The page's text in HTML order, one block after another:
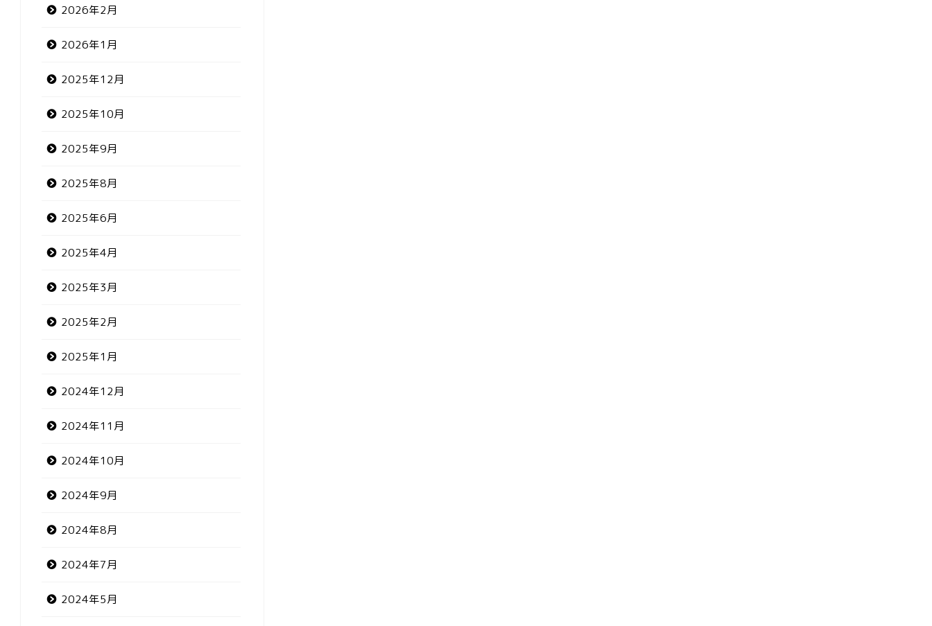
2026年2月
2026年1月
2025年12月
2025年10月
2025年9月
2025年8月
2025年6月
2025年4月
2025年3月
2025年2月
2025年1月
2024年12月
2024年11月
2024年10月
2024年9月
2024年8月
2024年7月
2024年5月